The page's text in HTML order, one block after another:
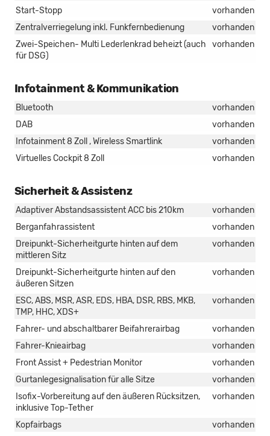
Start-Stopp
vorhanden
Zentralverriegelung inkl. Funkfernbedienung
vorhanden
Zwei-Speichen- Multi Lederlenkrad beheizt (auch
für DSG)
vorhanden
Infotainment & Kommunikation
Bluetooth
vorhanden
DAB
vorhanden
Infotainment 8 Zoll , Wireless Smartlink
vorhanden
Virtuelles Cockpit 8 Zoll
vorhanden
Sicherheit & Assistenz
Adaptiver Abstandsassistent ACC bis 210km
vorhanden
Berganfahrassistent
vorhanden
Dreipunkt-Sicherheitgurte hinten auf dem
mittleren Sitz
vorhanden
Dreipunkt-Sicherheitgurte hinten auf den
äußeren Sitzen
vorhanden
ESC, ABS, MSR, ASR, EDS, HBA, DSR, RBS, MKB,
TMP, HHC, XDS+
vorhanden
Fahrer- und abschaltbarer Beifahrerairbag
vorhanden
Fahrer-Knieairbag
vorhanden
Front Assist + Pedestrian Monitor
vorhanden
Gurtanlegesignalisation für alle Sitze
vorhanden
Isofix-Vorbereitung auf den äußeren Rücksitzen,
inklusive Top-Tether
vorhanden
Kopfairbags
vorhanden